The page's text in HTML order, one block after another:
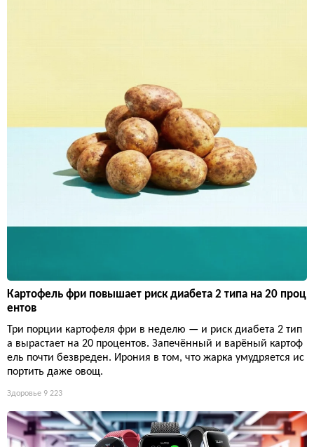
Картофель фри повышает риск диабета 2 типа на 20 проц
ентов
Три порции картофеля фри в неделю — и риск диабета 2 тип
а вырастает на 20 процентов. Запечённый и варёный картоф
ель почти безвреден. Ирония в том, что жарка умудряется ис
портить даже овощ.
Здоровье 9 223